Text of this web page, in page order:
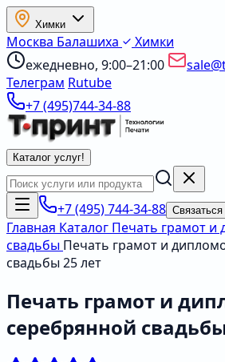
Химки
Москва Балашиха
Химки
ежедневно, 9:00–21:00
Телеграм Rutube
+7 (495)744-34-88
Каталог услуг!
+7 (495) 744-34-88 Связаться
Главная Каталог Печать грамот и
свадьбы Печать грамот и
свадьбы 25 лет
Печать грамот и
серебрянной